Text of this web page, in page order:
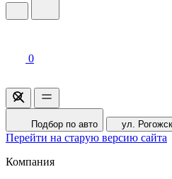
0
Подбор по авто ул.
Перейти на старую версию сайта
Компания